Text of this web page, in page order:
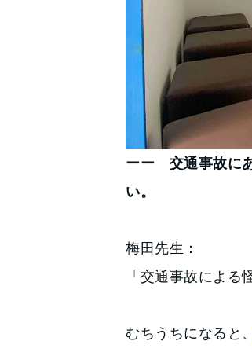
ーー 交通事故に
い。
梅田先生：
「交通事故による
むちうちになると、